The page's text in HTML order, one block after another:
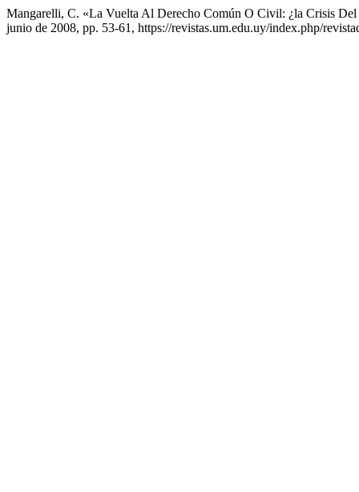
Mangarelli, C. «La Vuelta Al Derecho Común O Civil: ¿la Crisis
junio de 2008, pp. 53-61, https://revistas.um.edu.uy/index.php/